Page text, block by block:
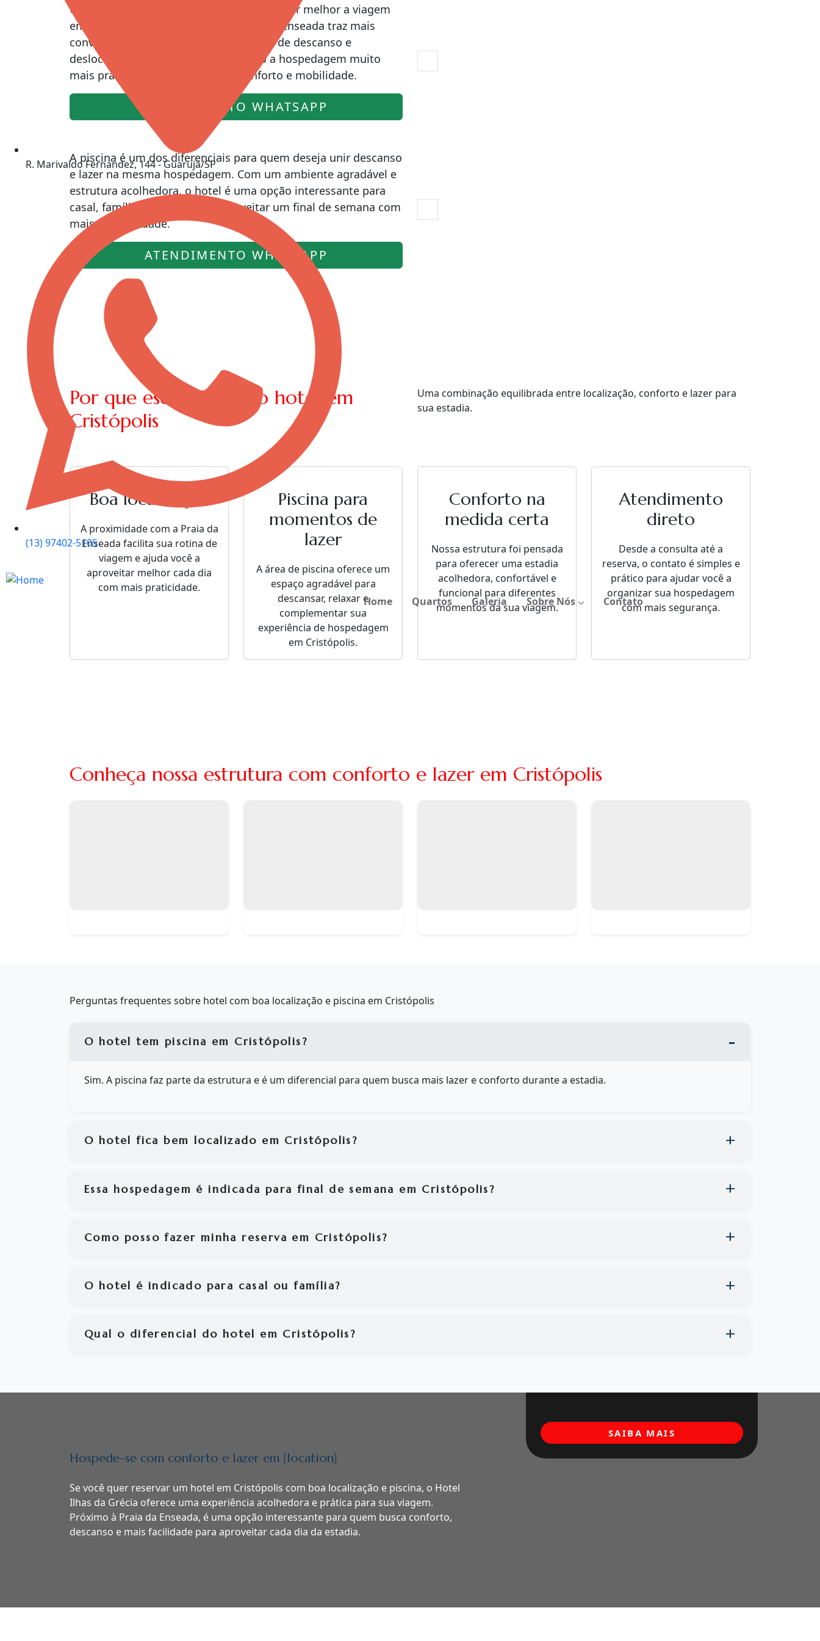
R. Marivaldo Fernandez, 144 - Guarujá/SP
(13) 97402-5105
Home Quartos Galeria Sobre Nós Contato
Uma boa localização ajuda você a aproveitar melhor a viagem
em Cristópolis. Estar próximo à Praia da Enseada traz mais
conveniência para passeios, momentos de descanso e
deslocamentos do dia a dia, tornando a hospedagem muito
mais prática para quem valoriza conforto e mobilidade.
ATENDIMENTO WHATSAPP
A piscina é um dos diferenciais para quem deseja unir descanso
e lazer na mesma hospedagem. Com um ambiente agradável e
estrutura acolhedora, o hotel é uma opção interessante para
casal, família ou quem quer aproveitar um final de semana com
mais tranquilidade.
ATENDIMENTO WHATSAPP
Por que escolher nosso hotel em
Cristópolis
Uma combinação equilibrada entre localização, conforto e lazer para
sua estadia.
Boa localização
A proximidade com a Praia da
Enseada facilita sua rotina de
viagem e ajuda você a
aproveitar melhor cada dia
com mais praticidade.
Piscina para
momentos de
lazer
A área de piscina oferece um
espaço agradável para
descansar, relaxar e
complementar sua
experiência de hospedagem
em Cristópolis.
Conforto na
medida certa
Nossa estrutura foi pensada
para oferecer uma estadia
acolhedora, confortável e
funcional para diferentes
momentos da sua viagem.
Atendimento
direto
Desde a consulta até a
reserva, o contato é simples e
prático para ajudar você a
organizar sua hospedagem
com mais segurança.
Conheça nossa estrutura com conforto e lazer em Cristópolis
Perguntas frequentes sobre hotel com boa localização e piscina em Cristópolis
O hotel tem piscina em Cristópolis?
Sim. A piscina faz parte da estrutura e é um diferencial para quem busca mais lazer e conforto durante a estadia.
O hotel fica bem localizado em Cristópolis?
Essa hospedagem é indicada para final de semana em Cristópolis?
Como posso fazer minha reserva em Cristópolis?
O hotel é indicado para casal ou família?
Qual o diferencial do hotel em Cristópolis?
Hospede-se com conforto e lazer em [location]
Se você quer reservar um hotel em Cristópolis com boa localização e piscina, o Hotel
Ilhas da Grécia oferece uma experiência acolhedora e prática para sua viagem.
Próximo à Praia da Enseada, é uma opção interessante para quem busca conforto,
descanso e mais facilidade para aproveitar cada dia da estadia.
SAIBA MAIS